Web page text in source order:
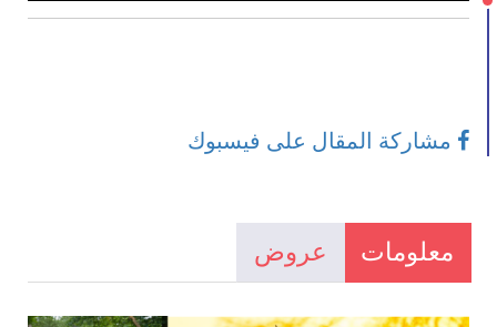
مشاركة المقال على فيسبوك
معلومات عروض